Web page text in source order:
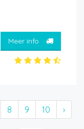
Meer info
8 9 10 ›